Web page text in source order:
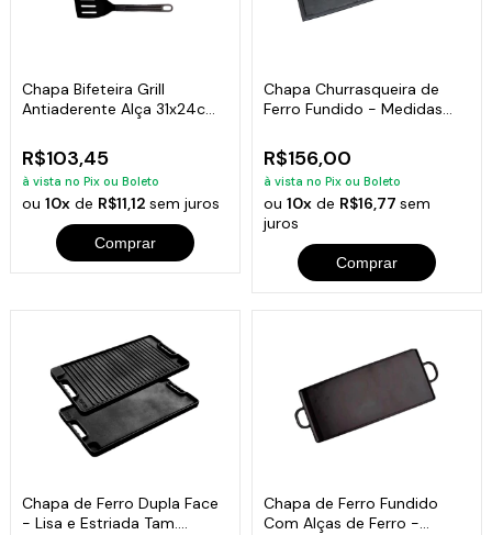
Chapa Bifeteira Grill
Antiaderente Alça 31x24cm
R$103,45
à vista no Pix ou Boleto
ou10x de R$11,12sem juros
Comprar
Chapa Churrasqueira de
Ferro Fundido - Medidas
R$156,00
à vista no Pix ou Boleto
ou 10xde R$16,77 sem
juros
Comprar
Chapa de Ferro Dupla Face
- Lisa e Estriada Tam.
Chapa de Ferro Fundido
Com Alças de Ferro -